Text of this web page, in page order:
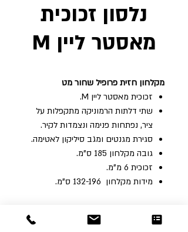
נלסון זכוכית
מאסטר ליין M
מקלחון חזית פרופיל שחור מט
זכוכית מאסטר ליין M.
שתי דלתות הרמוניקה מתקפלות על
ציר, נפתחות פנימה ונצמדות לקיר.
סגירת מגנטים ומגב סיליקון לאטימה.
גובה‭ ‬מקלחון ‬185 ‬ס"מ‭. ‬
זכוכית‭ ‬6‭ ‬מ"מ‭. ‬
מידות ‬מקלחון ‭ 132-196 ‬ס"מ‭. ‬